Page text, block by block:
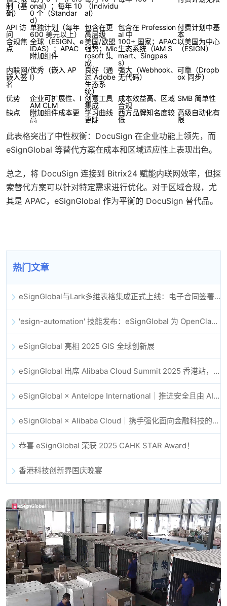
制（基
础）
onal）；每年 10
0 个（Standar
d）
（Individu
al）
API 访
问
单独计划（每年
600 美元以上）
包含在更
高层级
包含在 Profession
al 中
付费计划中基
本
合规焦
点
全球（ESIGN、e
IDAS）；APAC
附加组件
美国/欧盟
强势；Mic
rosoft 集
成
100+ 国家；APAC
生态系统（iAM S
mart、Singpas
s）
以美国为中心
（ESIGN）
内联网/
嵌入签
名
优秀（嵌入 AP
I）
良好（通
过 Adobe
生态系
统）
强大（Webhook、
无代码）
可靠（Dropb
ox 同步）
优势
企业可扩展性、I
AM CLM
创意工具
集成
成本效益高、区域
合规
SMB 简单性
缺点
附加组件成本更
高
学习曲线
更陡
西方品牌知名度较
低
高级自动化有
限
此表格突出了中性权衡：DocuSign 在企业功能上领先，而
eSignGlobal 等替代方案在成本和区域适应性上表现出色。
总之，将 DocuSign 连接到 Bitrix24 赋能内联网效率，但探
索替代方案可以针对特定需求进行优化。对于区域合规，尤
其是 APAC，eSignGlobal 作为平衡的 DocuSign 替代品。
热门文章
eSignGlobal与Lark多维表格集成正式上线：电子合同签署归档全程自动化
'esign-automation' 技能发布：eSignGlobal 为 OpenClaw 提供自动化电子签名能力
eSignGlobal 亮相 2025 GIS 全球创新展
eSignGlobal 出席 Alibaba Cloud Summit 2025 香港站，共同探讨 AI 驱动的云创新与数字信任未来
eSignGlobal × Antelope International｜推进安全且由 AI 驱动的数字化工作流
eSignGlobal × Alibaba Cloud｜携手强化面向金融科技的全球数字信任
恭喜 eSignGlobal 荣获 2025 CAHK STAR Award！
香港科技创新界国庆晚宴